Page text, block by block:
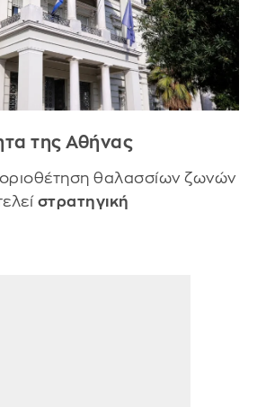
της Αθήνας
οριοθέτηση θαλασσίων ζωνών
στρατηγική